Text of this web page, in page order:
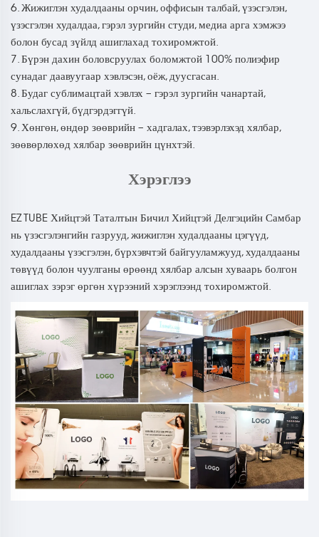
6. Жижиглэн худалдааны орчин, оффисын талбай, үзэсгэлэн,
үзэсгэлэн худалдаа, гэрэл зургийн студи, медиа арга хэмжээ
болон бусад зүйлд ашиглахад тохиромжтой.
7. Бүрэн дахин боловсруулах боломжтой 100% полиэфир
сунадаг даавуугаар хэвлэсэн, оёж, дуусгасан.
8. Будаг сублимацтай хэвлэх – гэрэл зургийн чанартай,
хальслахгүй, бүдгэрдэггүй.
9. Хөнгөн, өндөр зөөврийн – хадгалах, тээвэрлэхэд хялбар,
зөөвөрлөхөд хялбар зөөврийн цүнхтэй.
Хэрэглээ
EZ TUBE Хийцтэй Таталтын Бичил Хийцтэй Делгэцийн Самбар
нь үзэсгэлэнгийн газрууд, жижиглэн худалдааны цэгүүд,
худалдааны үзэсгэлэн, бүрхэвчтэй байгууламжууд, худалдааны
төвүүд болон чуулганы өрөөнд хялбар алсын хуваарь болгон
ашиглах зэрэг өргөн хүрээний хэрэглээнд тохиромжтой.